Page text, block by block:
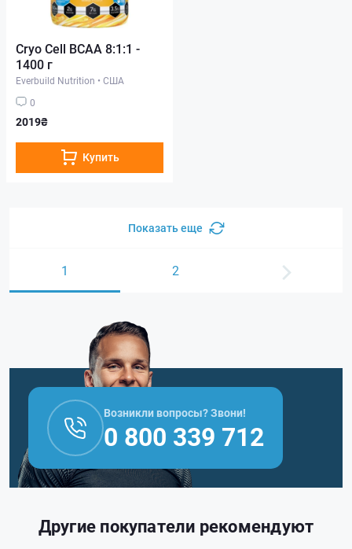
Cryo Cell BCAA 8:1:1 -
1400 г
Everbuild Nutrition • США
0
2019₴
Купить
Показать еще
1 2
Возникли вопросы? Звони!
0 800 339 712
Другие покупатели рекомендуют